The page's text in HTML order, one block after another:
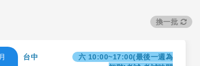
換一批
台中
六 10:00~17:00(最後一週為